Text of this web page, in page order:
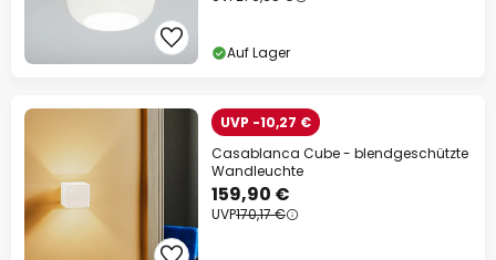
Auf Lager
UVP -10,27 €
Casablanca Cube - blendgeschützte
Wandleuchte
159,90 €
UVP170,17 €